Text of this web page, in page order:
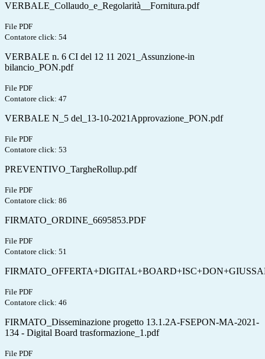
VERBALE_Collaudo_e_Regolarità__Fornitura.pdf
File PDF
Contatore click: 54
VERBALE n. 6 CI del 12 11 2021_Assunzione-in
bilancio_PON.pdf
File PDF
Contatore click: 47
VERBALE N_5 del_13-10-2021Approvazione_PON.pdf
File PDF
Contatore click: 53
PREVENTIVO_TargheRollup.pdf
File PDF
Contatore click: 86
FIRMATO_ORDINE_6695853.PDF
File PDF
Contatore click: 51
File PDF
Contatore click: 46
FIRMATO_Disseminazione progetto 13.1.2A-FSEPON-MA-2021-
134 - Digital Board trasformazione_1.pdf
File PDF